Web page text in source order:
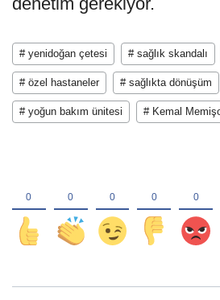
# yenidoğan çetesi # sağlık skandalı
# özel hastaneler # sağlıkta dönüşüm
# yoğun bakım ünitesi # Kemal